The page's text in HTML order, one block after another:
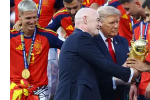
Mundial 2030